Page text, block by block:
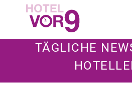
TÄGLICHE